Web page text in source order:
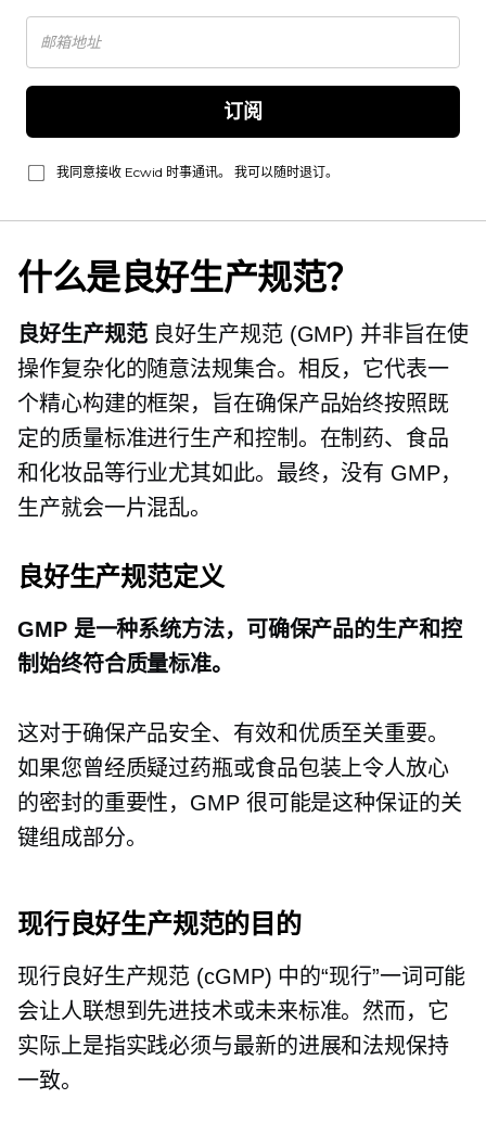
订阅
我同意接收 Ecwid 时事通讯。 我可以随时退订。
什么是良好生产规范？
良好生产规范良好生产规范 (GMP) 并非旨在使
操作复杂化的随意法规集合。相反，它代表一
个精心构建的框架，旨在确保产品始终按照既
定的质量标准进行生产和控制。在制药、食品
和化妆品等行业尤其如此。最终，没有 GMP，
生产就会一片混乱。
良好生产规范定义
GMP 是一种系统方法，可确保产品的生产和控
制始终符合质量标准。
这对于确保产品安全、有效和优质至关重要。
如果您曾经质疑过药瓶或食品包装上令人放心
的密封的重要性，GMP 很可能是这种保证的关
键组成部分。
现行良好生产规范的目的
现行良好生产规范 (cGMP) 中的“现行”一词可能
会让人联想到先进技术或未来标准。然而，它
实际上是指实践必须与最新的进展和法规保持
一致。